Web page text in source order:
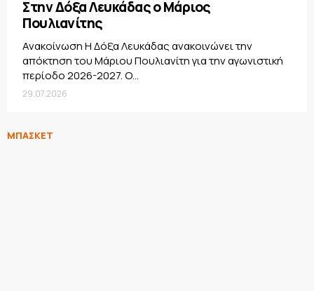
Στην Δόξα Λευκάδας ο Μάριος
Πουλιανίτης
Ανακοίνωση Η Δόξα Λευκάδας ανακοινώνει την
απόκτηση του Μάριου Πουλιανίτη για την αγωνιστική
περίοδο 2026-2027. Ο...
29.07.2026
ΜΠΑΣΚΕΤ